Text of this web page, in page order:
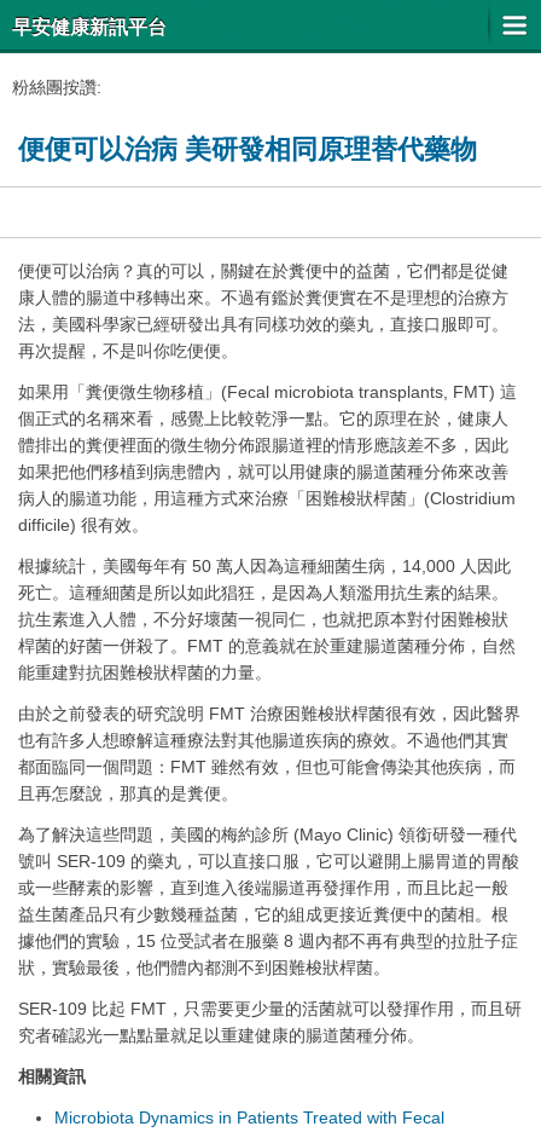
早安健康新訊平台
粉絲團按讚:
便便可以治病 美研發相同原理替代藥物
便便可以治病？真的可以，關鍵在於糞便中的益菌，它們都是從健
康人體的腸道中移轉出來。不過有鑑於糞便實在不是理想的治療方
法，美國科學家已經研發出具有同樣功效的藥丸，直接口服即可。
再次提醒，不是叫你吃便便。
如果用「糞便微生物移植」(Fecal microbiota transplants, FMT) 這
個正式的名稱來看，感覺上比較乾淨一點。它的原理在於，健康人
體排出的糞便裡面的微生物分佈跟腸道裡的情形應該差不多，因此
如果把他們移植到病患體內，就可以用健康的腸道菌種分佈來改善
病人的腸道功能，用這種方式來治療「困難梭狀桿菌」(Clostridium
difficile) 很有效。
根據統計，美國每年有 50 萬人因為這種細菌生病，14,000 人因此
死亡。這種細菌是所以如此猖狂，是因為人類濫用抗生素的結果。
抗生素進入人體，不分好壞菌一視同仁，也就把原本對付困難梭狀
桿菌的好菌一併殺了。FMT 的意義就在於重建腸道菌種分佈，自然
能重建對抗困難梭狀桿菌的力量。
由於之前發表的研究說明 FMT 治療困難梭狀桿菌很有效，因此醫界
也有許多人想瞭解這種療法對其他腸道疾病的療效。不過他們其實
都面臨同一個問題：FMT 雖然有效，但也可能會傳染其他疾病，而
且再怎麼說，那真的是糞便。
為了解決這些問題，美國的梅約診所 (Mayo Clinic) 領銜研發一種代
號叫 SER-109 的藥丸，可以直接口服，它可以避開上腸胃道的胃酸
或一些酵素的影響，直到進入後端腸道再發揮作用，而且比起一般
益生菌產品只有少數幾種益菌，它的組成更接近糞便中的菌相。根
據他們的實驗，15 位受試者在服藥 8 週內都不再有典型的拉肚子症
狀，實驗最後，他們體內都測不到困難梭狀桿菌。
SER-109 比起 FMT，只需要更少量的活菌就可以發揮作用，而且研
究者確認光一點點量就足以重建健康的腸道菌種分佈。
相關資訊
Microbiota Dynamics in Patients Treated with Fecal